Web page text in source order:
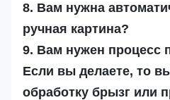
8. Вам нужна
ручная картина?
9. Вам нужен процесс
Если вы делаете, то
обработку брызг или